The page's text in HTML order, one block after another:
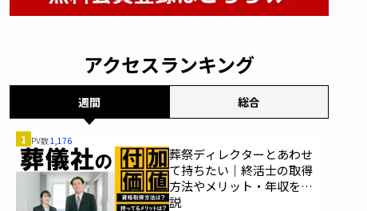
アクセスランキング
週間 総合
1 PV数1,176
葬祭ディレクターとあわせ
て持ちたい｜終活士の取得
方法やメリット・年収を解
説